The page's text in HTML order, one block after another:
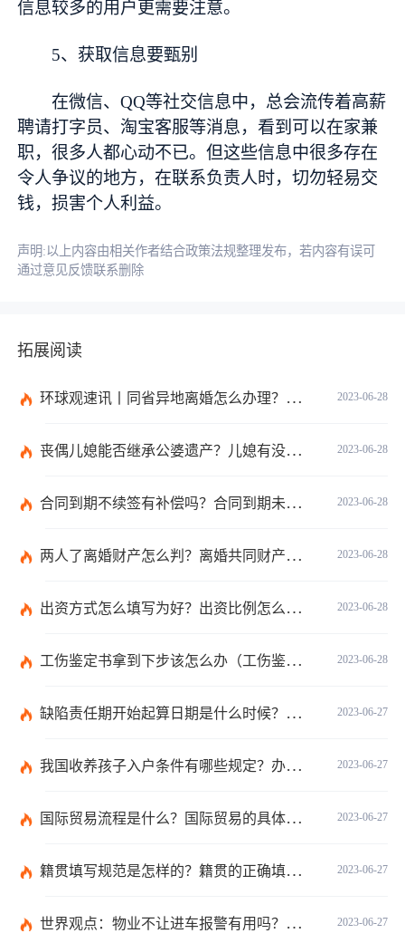
信息较多的用户更需要注意。
5、获取信息要甄别
在微信、QQ等社交信息中，总会流传着高薪
聘请打字员、淘宝客服等消息，看到可以在家兼
职，很多人都心动不已。但这些信息中很多存在
令人争议的地方，在联系负责人时，切勿轻易交
钱，损害个人利益。
声明:以上内容由相关作者结合政策法规整理发布，若内容有误可
通过意见反馈联系删除
拓展阅读
2023-06-28
环球观速讯丨同省异地离婚怎么办理？夫妻异地离婚须准备哪些资料？
2023-06-28
丧偶儿媳能否继承公婆遗产？儿媳有没有赡养老人的义务？
2023-06-28
合同到期不续签有补偿吗？合同到期未提前30天通知怎么赔偿？ 当前速看
2023-06-28
两人了离婚财产怎么判？离婚共同财产有哪些？_焦点快报
2023-06-28
出资方式怎么填写为好？出资比例怎么填写？
2023-06-28
工伤鉴定书拿到下步该怎么办（工伤鉴定后要是对伤残等级结论不服怎么办）
2023-06-27
缺陷责任期开始起算日期是什么时候？缺陷责任终止证书签发的必要条件是什么？
2023-06-27
我国收养孩子入户条件有哪些规定？办理收养登记的事实收养情况有几种？
2023-06-27
国际贸易流程是什么？国际贸易的具体流程的内容都有哪些？
2023-06-27
籍贯填写规范是怎样的？籍贯的正确填写规范是什么？-天天微动态
2023-06-27
世界观点：物业不让进车报警有用吗？小区不让业主进车该怎么投诉？